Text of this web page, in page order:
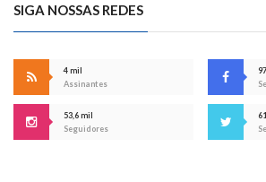
SIGA NOSSAS REDES
4 mil
Assinantes
53,6 mil
Seguidores